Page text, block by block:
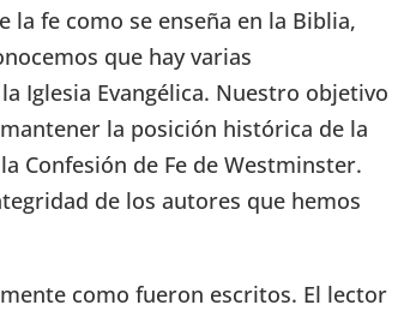
la fe como se enseña en la Biblia,
que hay varias
Iglesia Evangélica. Nuestro objetivo
la posición histórica de la
Confesión de Fe de Westminster.
de los autores que hemos
como fueron escritos. El lector